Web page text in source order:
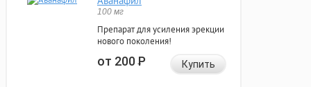
100 мг
Препарат для усиления эрекции
нового поколения!
от 200Р Купить